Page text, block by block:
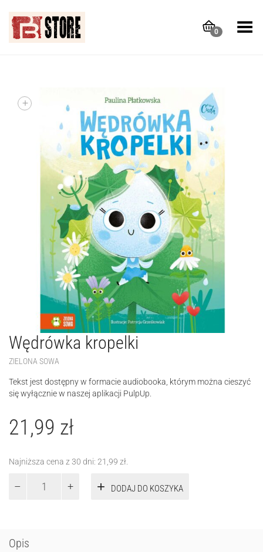
0
Toggle Menu
+
Wędrówka kropelki
ZIELONA SOWA
Tekst jest dostępny w formacie audiobooka, którym można cieszyć
się wyłącznie w naszej aplikacji PulpUp.
21,99 zł
Najniższa cena z 30 dni: 21,99 zł
Wędrówka
DODAJ DO KOSZYKA
Opis